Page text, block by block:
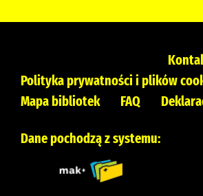
Polityka prywatności i plików
Mapa bibliotek
FAQ
Dane pochodzą z systemu: